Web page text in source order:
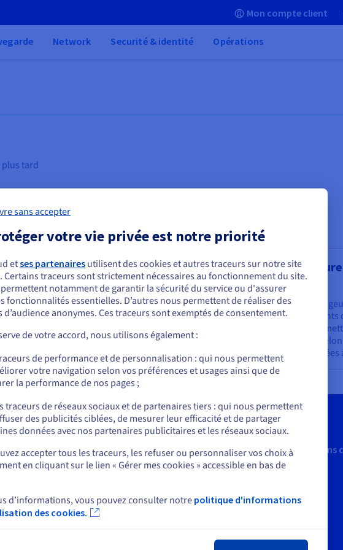
Mon compte client
Network Securité & identité Opérations
plus tard
à
Hébergement de serveurs
compétitifs et e-sport
Hébergez vos compétitions CS2, TrackMania
ou autres jeux PVP avec un grand nombre de
gamers par hôte. Définissez vos
environnements, déployez-les et laissez-nous
faire le reste.
multijeux
Vous êtes
d'environnements
Game vous
de votre offre
licences
d'aide
OVHcloud
News
Espace presse
Réseaux sociaux
semblez être localisé en États-Unis.
commander, rendez-vous sur le site de votre pays (États-Unis) et créez un
us.ovhcloud.com/bare-metal Anglais USD - $
ou
sur le site actuel
un autre site web
sans accepter
votre vie privée est notre priorité
etses partenaires utilisent des cookies et autres traceurs sur notre site
Certains traceurs sont strictement nécessaires au fonctionnement du site.
notamment de garantir la sécurité du service ou d'assurer
fonctionnalités essentielles. D’autres nous permettent de réaliser des
d’audience anonymes. Ces traceurs sont exemptés de consentement.
de votre accord, nous utilisons également :
de performance et de personnalisation : qui nous permettent
votre navigation selon vos préférences et usages ainsi que de
la performance de nos pages ;
traceurs de réseaux sociaux et de partenaires tiers : qui nous permettent
des publicités ciblées, de mesurer leur efficacité et de partager
données avec nos partenaires publicitaires et les réseaux sociaux.
accepter tous les traceurs, les refuser ou personnaliser vos choix à
en cliquant sur le lien « Gérer mes cookies » accessible en bas de
d’informations, vous pouvez consulter notre politique d'informations
des cookies.